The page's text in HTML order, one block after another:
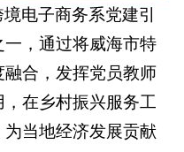
电子商务系党建引
，通过将威海市特
合，发挥党员教师
在乡村振兴服务工
当地经济发展贡献